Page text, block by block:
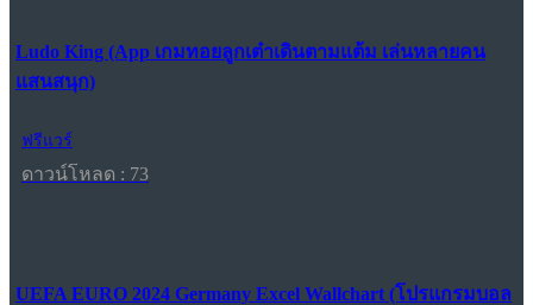
Ludo King (App เกมทอยลูกเต๋าเดินตามแต้ม เล่นหลายคน
แสนสนุก)
ฟรีแวร์
ดาวน์โหลด : 73
UEFA EURO 2024 Germany Excel Wallchart (โปรแกรมบอล